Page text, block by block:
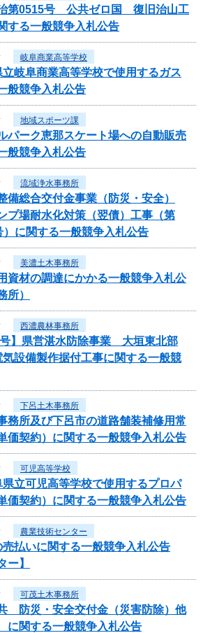
治第0515号 公共ゼロ国 復旧治山工
する一般競争入札公告
岐阜商業高等学校
岐阜商業高等学校で使用するガス
般競争入札公告
地域スポーツ課
パーク恵那スケート場への自動販売
般競争入札公告
流域浄水事務所
総合交付金事業（防災・安全）
プ場耐水化対策（翌債）工事（第
に関する一般競争入札公告
美濃土木事務所
資材の調達にかかる一般競争入札公
所）
西濃農林事務所
号】県営湛水防除事業 大垣東北部
設備製作据付工事に関する一般競
下呂土木事務所
務所及び下呂市の道路舗装補修用常
価契約）に関する一般競争入札公告
可児高等学校
立可児高等学校で使用するプロパ
価契約）に関する一般競争入札公告
農業技術センター
払いに関する一般競争入札公告
ー】
可茂土木事務所
防災・安全交付金（災害防除）他
関する一般競争入札公告